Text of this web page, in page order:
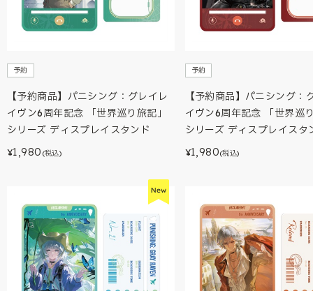
予約
【予約商品】パニシング：グレイレ
イヴン6周年記念 「世界巡り旅記」
シリーズ ディスプレイスタンド
¥1,980 (税込)
予約
【予約商品】パニシング：
イヴン6周年記念 「世界巡
シリーズ ディスプレイスタ
¥1,980(税込)